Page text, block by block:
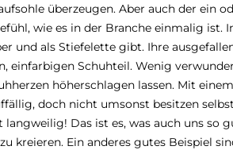
überzeugen. Aber auch der ein
wie es in der Branche einmalig
und als Stiefelette gibt. Ihre
einfarbigen Schuhteil. Wenig
höherschlagen lassen. Mit
doch nicht umsonst besitzen
Das ist es, was auch uns so
kreieren. Ein anderes gutes Beispiel